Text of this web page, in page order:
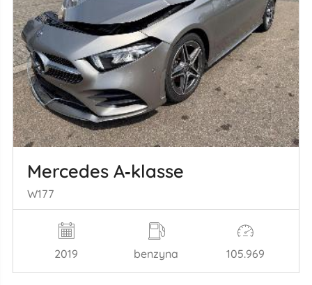
Mercedes A‑klasse
W177
2019 benzyna 105.969